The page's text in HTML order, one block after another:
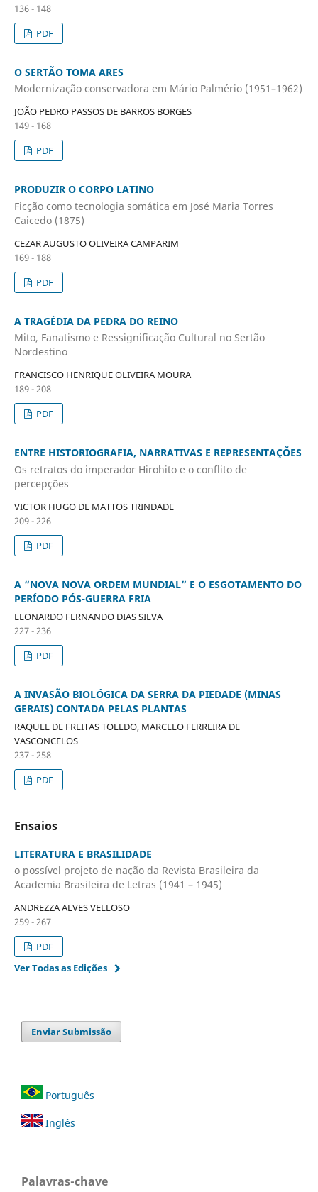
136 - 148
PDF
O SERTÃO TOMA ARES
Modernização conservadora em Mário Palmério (1951–1962)
JOÃO PEDRO PASSOS DE BARROS BORGES
149 - 168
PDF
PRODUZIR O CORPO LATINO
Ficção como tecnologia somática em José Maria Torres
Caicedo (1875)
CEZAR AUGUSTO OLIVEIRA CAMPARIM
169 - 188
PDF
A TRAGÉDIA DA PEDRA DO REINO
Mito, Fanatismo e Ressignificação Cultural no Sertão
Nordestino
FRANCISCO HENRIQUE OLIVEIRA MOURA
189 - 208
PDF
ENTRE HISTORIOGRAFIA, NARRATIVAS E REPRESENTAÇÕES
Os retratos do imperador Hirohito e o conflito de
percepções
VICTOR HUGO DE MATTOS TRINDADE
209 - 226
PDF
A “NOVA NOVA ORDEM MUNDIAL” E O ESGOTAMENTO DO
PERÍODO PÓS-GUERRA FRIA
LEONARDO FERNANDO DIAS SILVA
227 - 236
PDF
A INVASÃO BIOLÓGICA DA SERRA DA PIEDADE (MINAS
GERAIS) CONTADA PELAS PLANTAS
RAQUEL DE FREITAS TOLEDO, MARCELO FERREIRA DE
VASCONCELOS
237 - 258
PDF
Ensaios
LITERATURA E BRASILIDADE
o possível projeto de nação da Revista Brasileira da
Academia Brasileira de Letras (1941 – 1945)
ANDREZZA ALVES VELLOSO
259 - 267
PDF
Ver Todas as Edições
Enviar Submissão
Português
Inglês
Palavras-chave